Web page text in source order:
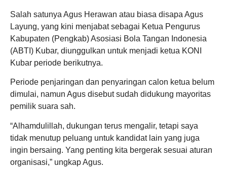
Salah satunya Agus Herawan atau biasa disapa Agus
Layung, yang kini menjabat sebagai Ketua Pengurus
Kabupaten (Pengkab) Asosiasi Bola Tangan Indonesia
(ABTI) Kubar, diunggulkan untuk menjadi ketua KONI
Kubar periode berikutnya.
Periode penjaringan dan penyaringan calon ketua belum
dimulai, namun Agus disebut sudah didukung mayoritas
pemilik suara sah.
“Alhamdulillah, dukungan terus mengalir, tetapi saya
tidak menutup peluang untuk kandidat lain yang juga
ingin bersaing. Yang penting kita bergerak sesuai aturan
organisasi,” ungkap Agus.